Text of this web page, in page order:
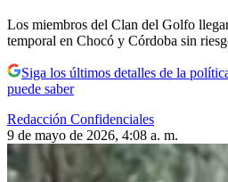
Los miembros del Clan del Golfo
temporal en Chocó y Córdoba sin
Siga los últimos detalles de la
puede saber
Redacción Confidenciales
9 de mayo de 2026, 4:08 a. m.